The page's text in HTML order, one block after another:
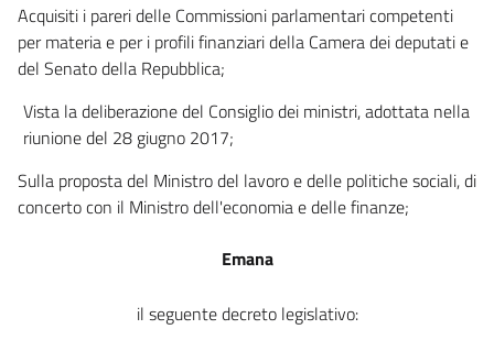
28
29
30
31
Titolo V
DI PARTICOLARI CATEGORIE DI ENTI DEL TERZO SETTORE
Capo I
Acquisiti i pareri delle Commissioni parlamentari competenti
per materia e per i profili finanziari della Camera dei deputati e
del Senato della Repubblica;
Vista la deliberazione del Consiglio dei ministri, adottata nella
riunione del 28 giugno 2017;
Sulla proposta del Ministro del lavoro e delle politiche sociali, di
concerto con il Ministro dell'economia e delle finanze;
Emana
il seguente decreto legislativo: